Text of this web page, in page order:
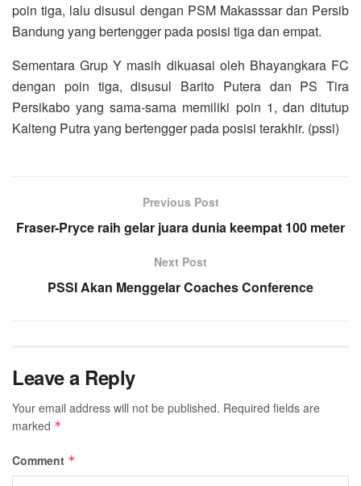
poin tiga, lalu disusul dengan PSM Makasssar dan Persib
Bandung yang bertengger pada posisi tiga dan empat.
Sementara Grup Y masih dikuasai oleh Bhayangkara FC
dengan poin tiga, disusul Barito Putera dan PS Tira
Persikabo yang sama-sama memiliki poin 1, dan ditutup
Kalteng Putra yang bertengger pada posisi terakhir. (pssi)
Previous Post
Fraser-Pryce raih gelar juara dunia keempat 100 meter
Next Post
PSSI Akan Menggelar Coaches Conference
Leave a Reply
Your email address will not be published. Required fields are
marked *
Comment *